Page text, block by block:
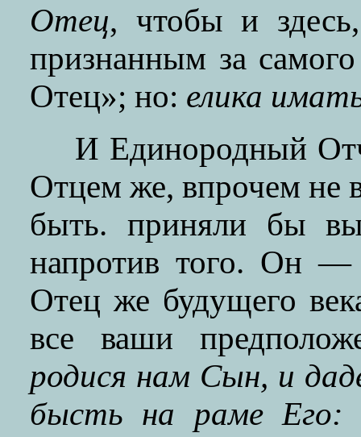
Отец, чтобы и
признанным за
Отец»; но: елика
И Единородный
Отцем же, впрочем не
быть. приняли бы
напротив того. Он
Отец же будущего
все ваши
родися нам Сын, и
бысть на раме Его: